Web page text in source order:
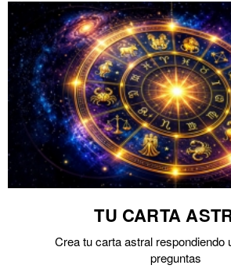
TU CARTA
Crea tu carta astral respondiendo
preguntas